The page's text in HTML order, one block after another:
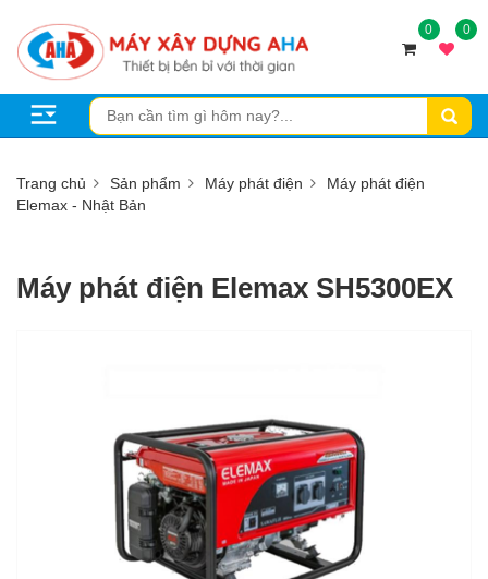
0 0
Trang chủ Sản phẩm Máy phát điện
Máy phát điện
Elemax - Nhật Bản
Máy phát điện Elemax SH5300EX